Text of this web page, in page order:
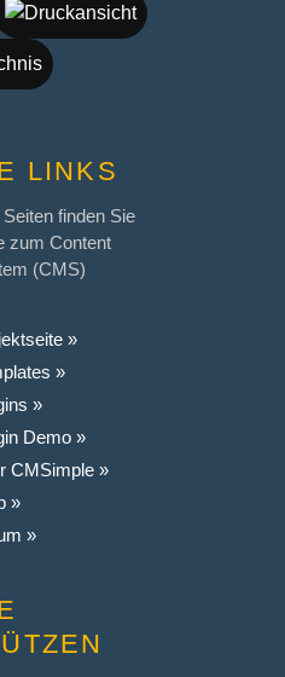
LINKS
finden Sie
zum Content
(CMS)
»
»
»
Demo »
CMSimple »
»
»